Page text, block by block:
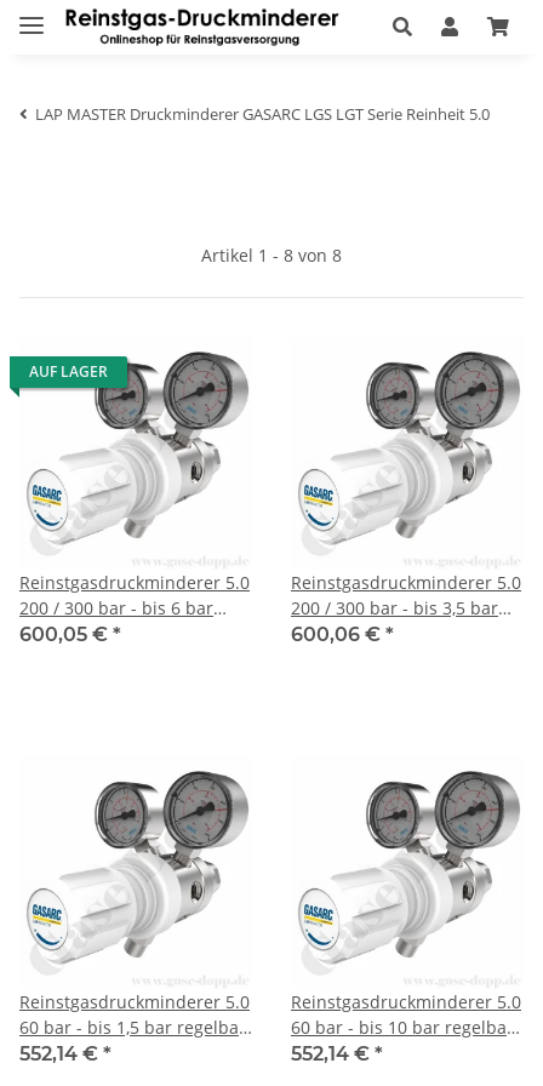
LAP MASTER Druckminderer GASARC LGS LGT Serie Reinheit 5.0
Artikel 1 - 8 von 8
AUF LAGER
Reinstgasdruckminderer 5.0
200 / 300 bar - bis 6 bar
regelbar - 2-stufig - FKM -
600,05 € *
Reinstgasdruckminderer 5.0
200 / 300 bar - bis 3,5 bar
regelbar - 2-stufig - FKM -
600,06 € *
Reinstgasdruckminderer 5.0
60 bar - bis 1,5 bar regelbar
- 2-stufig - FKM - Messing
552,14 € *
Reinstgasdruckminderer 5.0
60 bar - bis 10 bar regelbar
- 2-stufig - FKM - Messing
552,14 € *